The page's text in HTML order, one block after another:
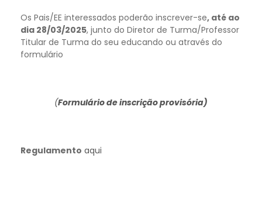
Os Pais/EE interessados poderão inscrever-se, até ao
dia 28/03/2025, junto do Diretor de Turma/Professor
Titular de Turma do seu educando ou através do
formulário
(Formulário de inscrição provisória)
Regulamento aqui